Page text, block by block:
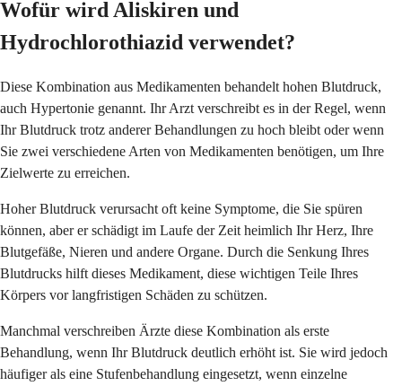
Wofür wird Aliskiren und
Hydrochlorothiazid verwendet?
Diese Kombination aus Medikamenten behandelt hohen Blutdruck,
auch Hypertonie genannt. Ihr Arzt verschreibt es in der Regel, wenn
Ihr Blutdruck trotz anderer Behandlungen zu hoch bleibt oder wenn
Sie zwei verschiedene Arten von Medikamenten benötigen, um Ihre
Zielwerte zu erreichen.
Hoher Blutdruck verursacht oft keine Symptome, die Sie spüren
können, aber er schädigt im Laufe der Zeit heimlich Ihr Herz, Ihre
Blutgefäße, Nieren und andere Organe. Durch die Senkung Ihres
Blutdrucks hilft dieses Medikament, diese wichtigen Teile Ihres
Körpers vor langfristigen Schäden zu schützen.
Manchmal verschreiben Ärzte diese Kombination als erste
Behandlung, wenn Ihr Blutdruck deutlich erhöht ist. Sie wird jedoch
häufiger als eine Stufenbehandlung eingesetzt, wenn einzelne